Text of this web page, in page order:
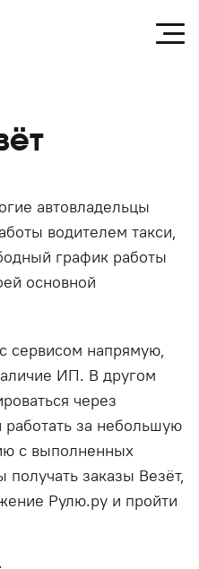
автовладельцы
водителем такси,
график работы
основной
сервисом напрямую,
ИП. В другом
через
работать за небольшую
с выполненных
заказы Везёт,
Рулю.ру и пройти